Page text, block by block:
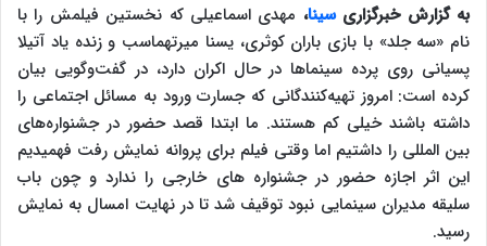
به گزارش خبرگزاریسینا، مهدی اسماعیلی که نخستین فیلمش را با
نام «سه جلد» با بازی باران کوثری، یسنا میرتهماسب و زنده یاد آتیلا
پسیانی روی پرده سینماها در حال اکران دارد، در گفت‌وگویی بیان
کرده است:‌ امروز تهیه‌کنندگانی که جسارت ورود به مسائل اجتماعی را
داشته باشند خیلی کم هستند. ما ابتدا قصد حضور در جشنواره‌های
بین المللی را داشتیم اما وقتی فیلم برای پروانه نمایش رفت فهمیدیم
این اثر اجازه حضور در جشنواره های خارجی را ندارد و چون باب
سلیقه مدیران سینمایی نبود توقیف شد تا در نهایت امسال به نمایش
رسید.